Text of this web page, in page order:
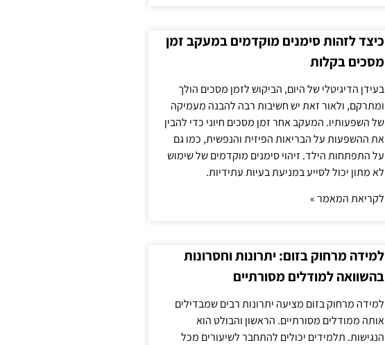
כיצד לזהות סימנים מוקדמים במעקב זמן
מסכים בקלות
בעידן הדיגיטלי של היום, הביקוש לזמן מסכים הולך
ומתרקם, ולאור זאת יש חשיבות רבה להבנה מעמיקה
של השפעותיו. המעקב אחר זמן מסכים חיוני כדי להבין
את ההשפעות על הבריאות הפיזית והנפשית, כמו גם
על התפתחות הילד. זיהוי סימנים מוקדמים של שימוש
לא מתון יכול לסייע במניעת בעיות עתידיות.
לקריאת המאמר »
למידה מרחוק בזום: יתרונות וחסרונות
בהשוואה למודלים מסורתיים
למידה מרחוק בזום מציעה יתרונות רבים שמבדילים
אותה ממודלים מסורתיים. הראשון והבולט הוא
הנגישות. תלמידים יכולים להתחבר לשיעורים מכל